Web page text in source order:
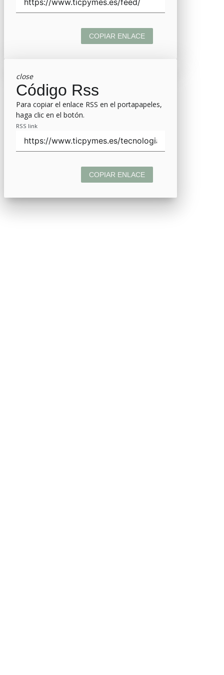
COPIAR ENLACE
close
Código Rss
Para copiar el enlace RSS en el portapapeles,
haga clic en el botón.
RSS link
COPIAR ENLACE